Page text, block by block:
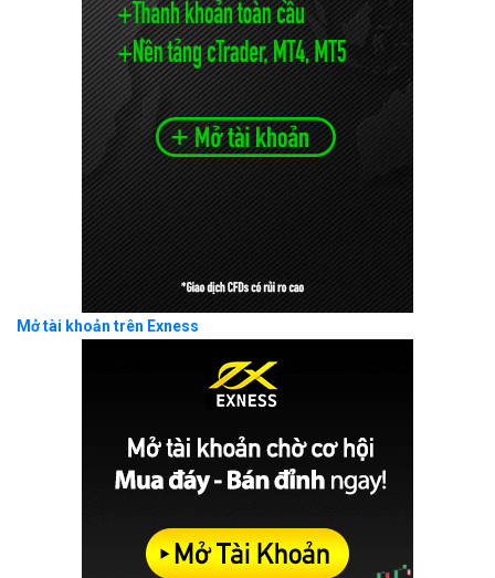
Mở tài khoản trên Exness